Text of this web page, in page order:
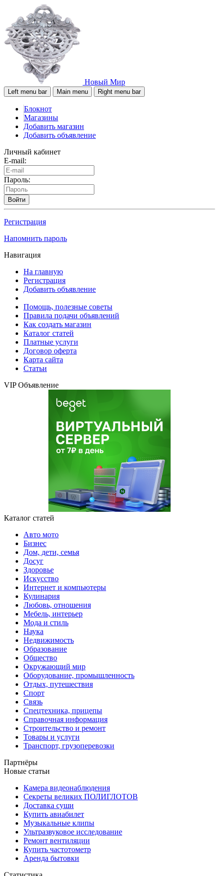
Новый Мир
Left menu bar Main menu Right menu bar
Блокнот
Магазины
Добавить магазин
Добавить объявление
Личный кабинет
E-mail:
Пароль:
Войти
Регистрация
Напомнить пароль
Навигация
На главную
Регистрация
Добавить объявление
Помощь, полезные советы
Правила подачи объявлений
Как создать магазин
Каталог статей
Платные услуги
Договор оферта
Карта сайта
Статьи
VIP Объявление
Каталог статей
Авто мото
Бизнес
Дом, дети, семья
Досуг
Здоровье
Искусство
Интернет и компьютеры
Кулинария
Любовь, отношения
Мебель, интерьер
Мода и стиль
Наука
Недвижимость
Образование
Общество
Окружающий мир
Оборудование, промышленность
Отдых, путешествия
Спорт
Связь
Спецтехника, прицепы
Справочная информация
Строительство и ремонт
Товары и услуги
Транспорт, грузоперевозки
Партнёры
Новые статьи
Камера видеонаблюдения
Секреты великих ПОЛИГЛОТОВ
Доставка суши
Купить авиабилет
Музыкальные клипы
Ультразвуковое исследование
Ремонт вентиляции
Купить частотометр
Аренда бытовки